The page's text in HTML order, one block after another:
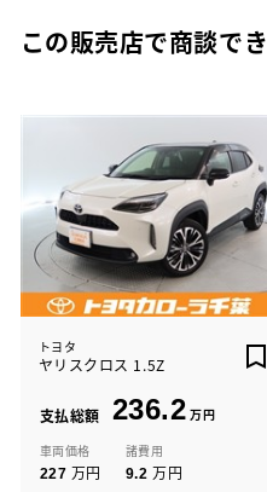
この販売店で商談で
トヨタ
ヤリスクロス 1.5Z
支払総額 236.2 万円
車両価格
227 万円
諸費用
9.2 万円